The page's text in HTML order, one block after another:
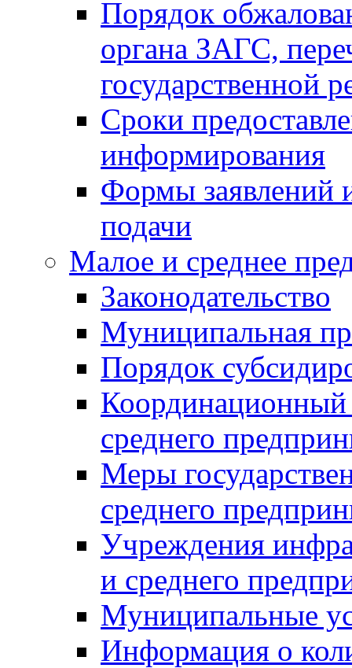
Порядок
органа ЗАГС,
государственной
Сроки
информирования
Формы заявлений
подачи
Малое и среднее
Законодательство
Муниципальная
Порядок
Координационный
среднего
Меры
среднего
Учреждения
и среднего
Муниципальные
Информация о